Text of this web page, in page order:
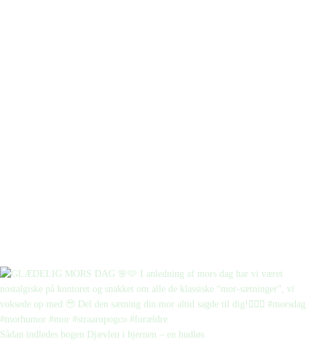
Sådan indledes bogen Djævlen i hjernen – en hudløs